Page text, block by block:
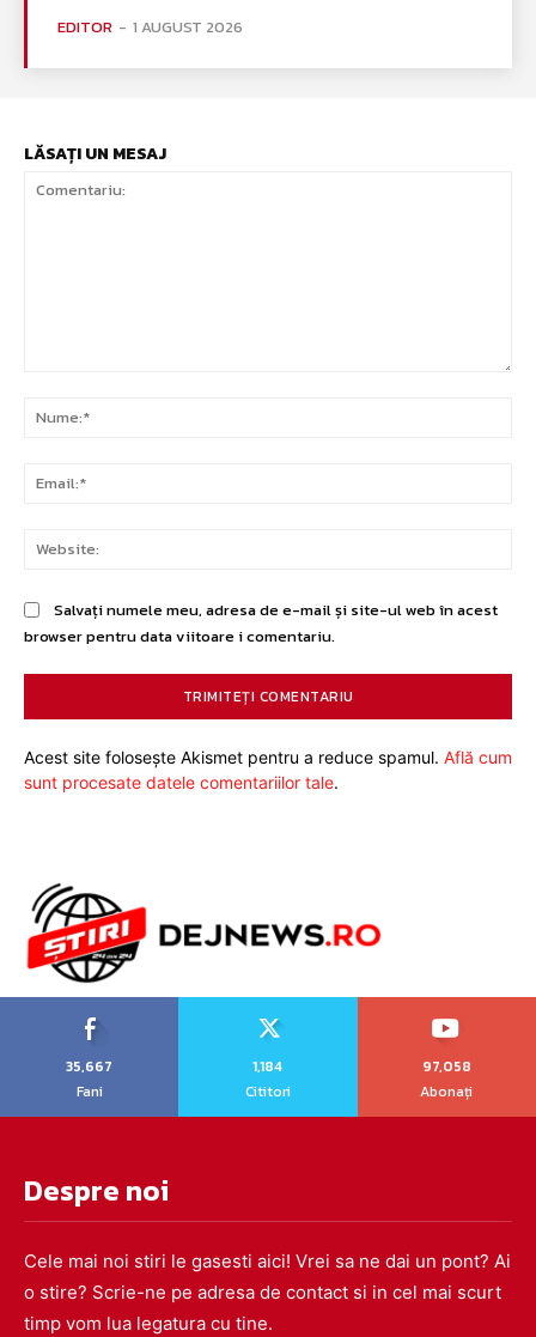
EDITOR - 1 AUGUST 2026
LĂSAȚI UN MESAJ
Salvați numele meu, adresa de e-mail și site-ul web în acest
browser pentru data viitoare i comentariu.
Acest site folosește Akismet pentru a reduce spamul. Află cum
sunt procesate datele comentariilor tale.
35,667
Fani
1,184
Cititori
97,058
Abonați
Despre noi
Cele mai noi stiri le gasesti aici! Vrei sa ne dai un pont? Ai
o stire? Scrie-ne pe adresa de contact si in cel mai scurt
timp vom lua legatura cu tine.